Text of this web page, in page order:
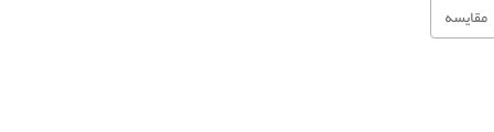
مقایسه